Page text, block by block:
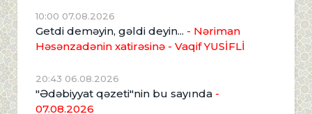
10:00 07.08.2026
Getdi deməyin, gəldi deyin... - Nəriman
Həsənzadənin xatirəsinə - Vaqif YUSİFLİ
20:43 06.08.2026
"Ədəbiyyat qəzeti"nin bu sayında -
07.08.2026